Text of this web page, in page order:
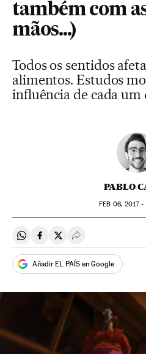
também com
mãos...)
Todos os sentidos
alimentos. Estudos
influência de cada um
PABLO
FEB 06, 2017 -
Compartir en Whatsapp
Compartir en Facebook
Compartir en Twitter
Desplegar Redes
Añadir EL PAÍS en Google